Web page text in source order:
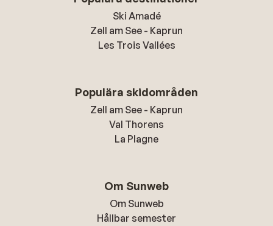
Ski Amadé
Zell am See - Kaprun
Les Trois Vallées
Populära skidområden
Zell am See - Kaprun
Val Thorens
La Plagne
Om Sunweb
Om Sunweb
Hållbar semester